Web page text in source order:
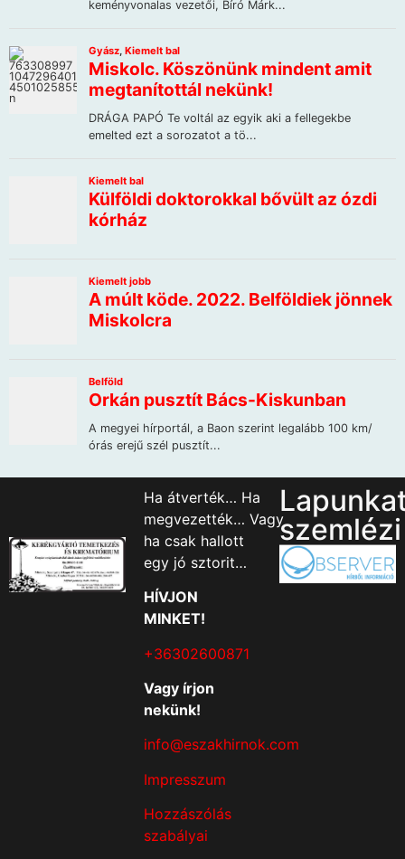
Ha átverték… Ha
megvezették… Vagy
ha csak hallott
egy jó sztorit…
HÍVJON
MINKET!
+36302600871
Vagy írjon
nekünk!
info@eszakhirnok.com
Impresszum
Hozzászólás
szabályai
szemlézi